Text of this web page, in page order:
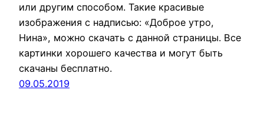
или другим способом. Такие красивые
изображения с надписью: «Доброе утро,
Нина», можно скачать с данной страницы. Все
картинки хорошего качества и могут быть
скачаны бесплатно.
09.05.2019